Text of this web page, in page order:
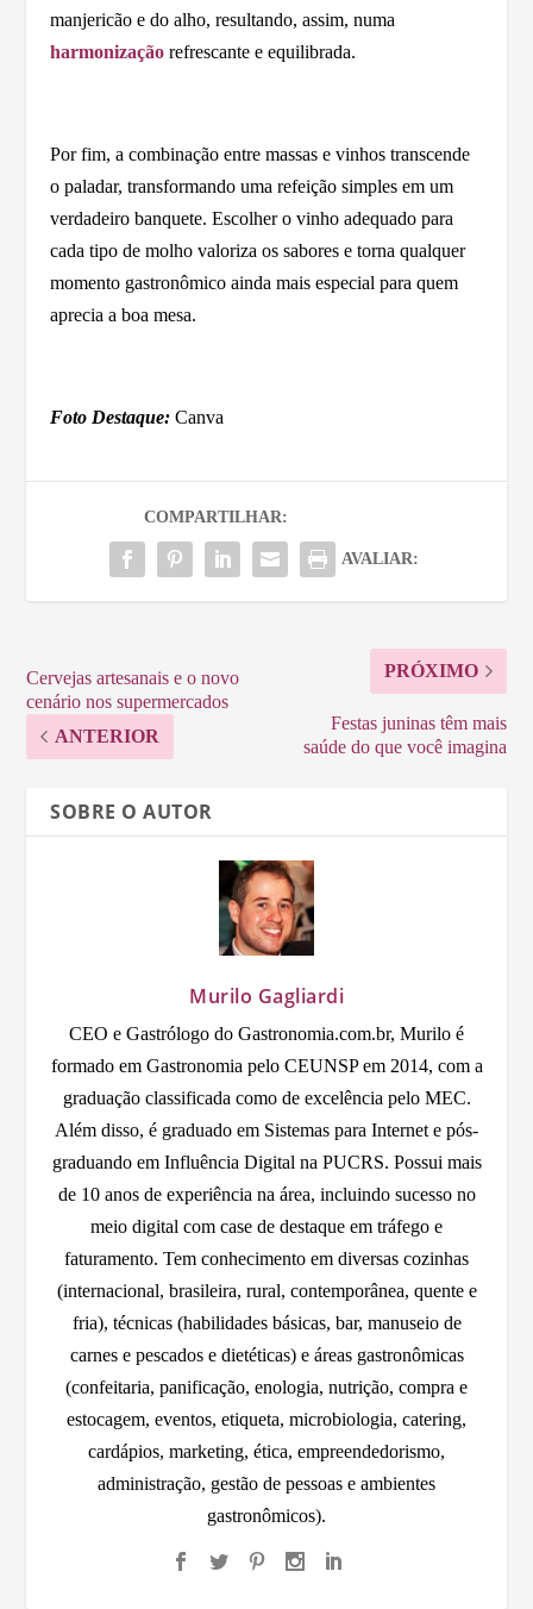
manjericão e do alho, resultando, assim, numa
harmonização refrescante e equilibrada.
Por fim, a combinação entre massas e vinhos transcende
o paladar, transformando uma refeição simples em um
verdadeiro banquete. Escolher o vinho adequado para
cada tipo de molho valoriza os sabores e torna qualquer
momento gastronômico ainda mais especial para quem
aprecia a boa mesa.
Foto Destaque: Canva
COMPARTILHAR:
AVALIAR:
Cervejas artesanais e o novo
cenário nos supermercados
ANTERIOR
PRÓXIMO
Festas juninas têm mais
saúde do que você imagina
SOBRE O AUTOR
Murilo Gagliardi
CEO e Gastrólogo do Gastronomia.com.br, Murilo é
formado em Gastronomia pelo CEUNSP em 2014, com a
graduação classificada como de excelência pelo MEC.
Além disso, é graduado em Sistemas para Internet e pós-
graduando em Influência Digital na PUCRS. Possui mais
de 10 anos de experiência na área, incluindo sucesso no
meio digital com case de destaque em tráfego e
faturamento. Tem conhecimento em diversas cozinhas
(internacional, brasileira, rural, contemporânea, quente e
fria), técnicas (habilidades básicas, bar, manuseio de
carnes e pescados e dietéticas) e áreas gastronômicas
(confeitaria, panificação, enologia, nutrição, compra e
estocagem, eventos, etiqueta, microbiologia, catering,
cardápios, marketing, ética, empreendedorismo,
administração, gestão de pessoas e ambientes
gastronômicos).